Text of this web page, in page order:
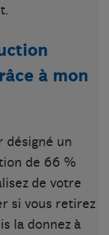
à mon
désigné un
de 66 %
de votre
si vous retirez
la donnez à